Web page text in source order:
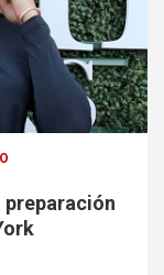
preparación